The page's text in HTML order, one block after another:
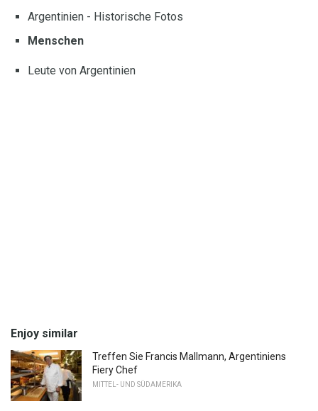
Argentinien - Historische Fotos
Menschen
Leute von Argentinien
Enjoy similar
Treffen Sie Francis Mallmann, Argentiniens
Fiery Chef
MITTEL- UND SÜDAMERIKA